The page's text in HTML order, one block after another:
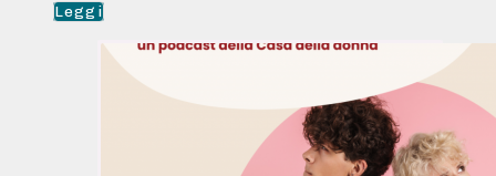
Leggi